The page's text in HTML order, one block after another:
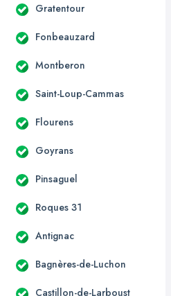
Gratentour
Fonbeauzard
Montberon
Saint-Loup-Cammas
Flourens
Goyrans
Pinsaguel
Roques 31
Antignac
Bagnères-de-Luchon
Castillon-de-Larboust